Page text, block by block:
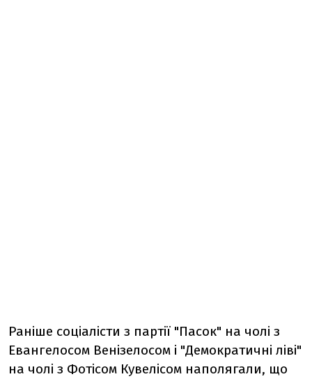
Раніше соціалісти з партії "Пасок" на чолі з
Евангелосом Венізелосом і "Демократичні ліві"
на чолі з Фотісом Кувелісом наполягали, що